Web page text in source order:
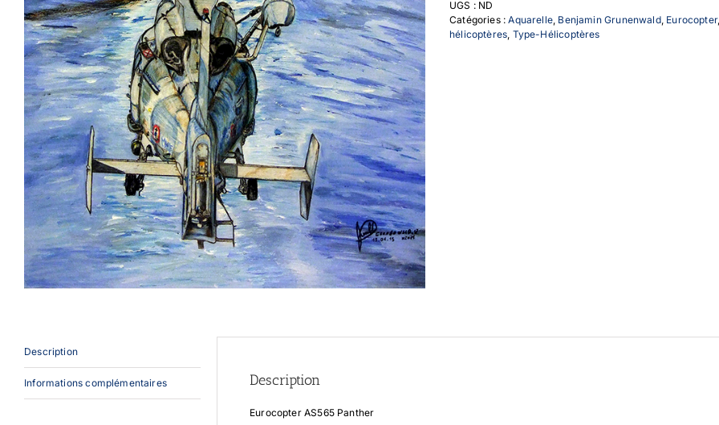
UGS : ND
Catégories :Aquarelle, Benjamin Grunenwald, Eurocopter,
hélicoptères, Type-Hélicoptères
Description
Informations complémentaires Description
Eurocopter AS565 Panther